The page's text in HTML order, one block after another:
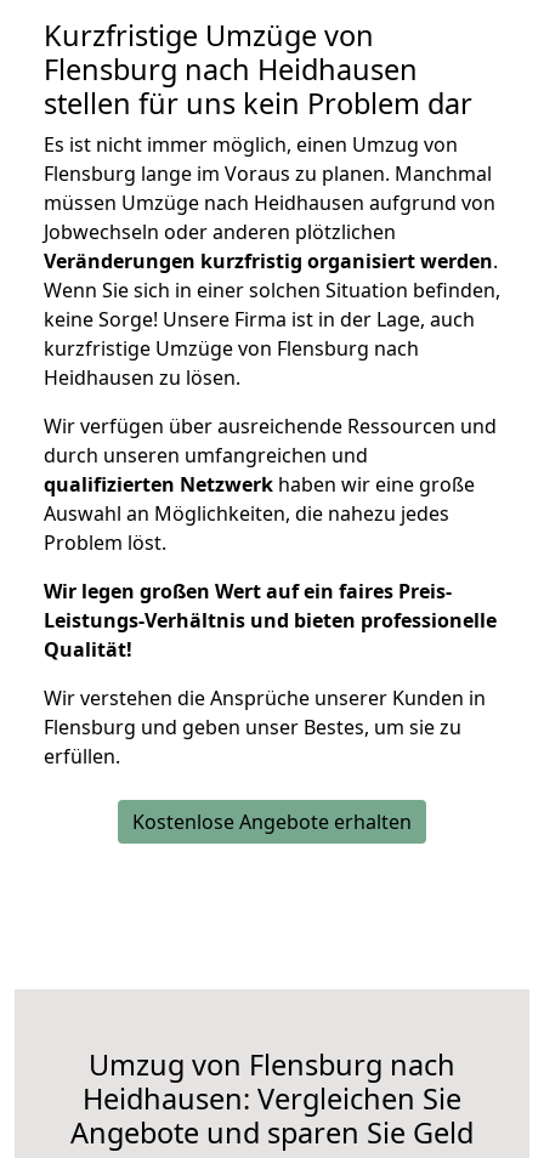
Kurzfristige Umzüge von
Flensburg nach Heidhausen
stellen für uns kein Problem dar
Es ist nicht immer möglich, einen Umzug von
Flensburg lange im Voraus zu planen. Manchmal
müssen Umzüge nach Heidhausen aufgrund von
Jobwechseln oder anderen plötzlichen
Veränderungen kurzfristig organisiert werden.
Wenn Sie sich in einer solchen Situation befinden,
keine Sorge! Unsere Firma ist in der Lage, auch
kurzfristige Umzüge von Flensburg nach
Heidhausen zu lösen.
Wir verfügen über ausreichende Ressourcen und
durch unseren umfangreichen und
qualifizierten Netzwerk haben wir eine große
Auswahl an Möglichkeiten, die nahezu jedes
Problem löst.
Wir legen großen Wert auf ein faires Preis-
Leistungs-Verhältnis und bieten professionelle
Qualität!
Wir verstehen die Ansprüche unserer Kunden in
Flensburg und geben unser Bestes, um sie zu
erfüllen.
Kostenlose Angebote erhalten
Umzug von Flensburg nach
Heidhausen: Vergleichen Sie
Angebote und sparen Sie Geld